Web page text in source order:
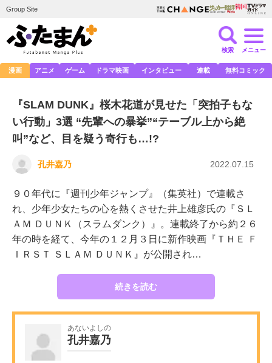
Group Site
検索 メニュー
漫画 アニメ ゲーム ドラマ映画 インタビュー 連載 無料コミック
『SLAM DUNK』桜木花道が見せた「突拍子もな
い行動」3選 “先輩への暴挙”“テーブル上から絶
叫”など、目を疑う奇行も…!?
孔井嘉乃 2022.07.15
９０年代に『週刊少年ジャンプ』（集英社）で連載さ
れ、少年少女たちの心を熱くさせた井上雄彦氏の『ＳＬ
ＡＭ ＤＵＮＫ（スラムダンク）』。連載終了から約２６
年の時を経て、今年の１２月３日に新作映画『ＴＨＥ Ｆ
ＩＲＳＴ ＳＬＡＭ ＤＵＮＫ』が公開され…
続きを読む
あないよしの
孔井嘉乃